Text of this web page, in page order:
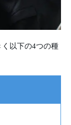
以下の4つの種